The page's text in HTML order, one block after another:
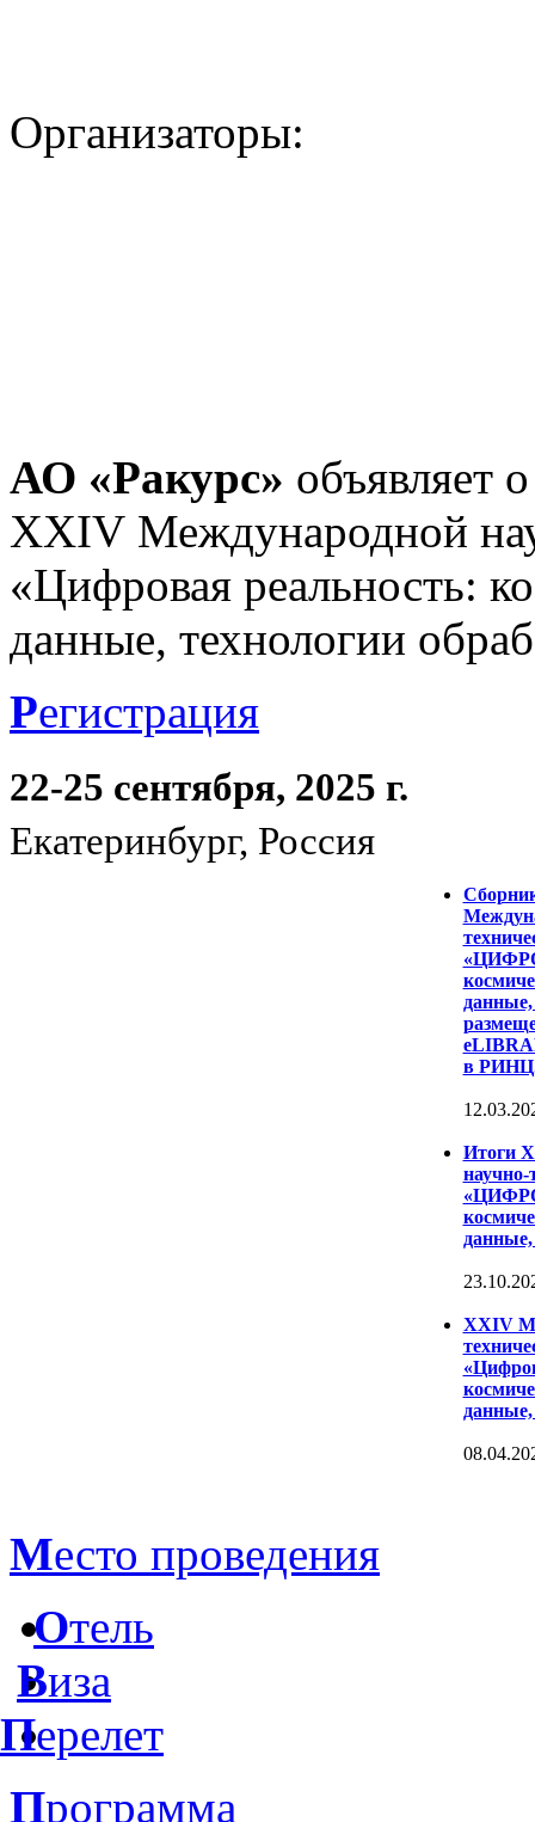
Организаторы:
АО «Ракурс» объявляет
XXIV Международной
«Цифровая реальность:
данные, технологии
Регистрация
22-25 сентября, 2025 г.
Екатеринбург, Россия
данные,
в
Итоги
научно-
данные,
XXIV
данные,
Место проведения
Отель
Виза
Перелет
Программа